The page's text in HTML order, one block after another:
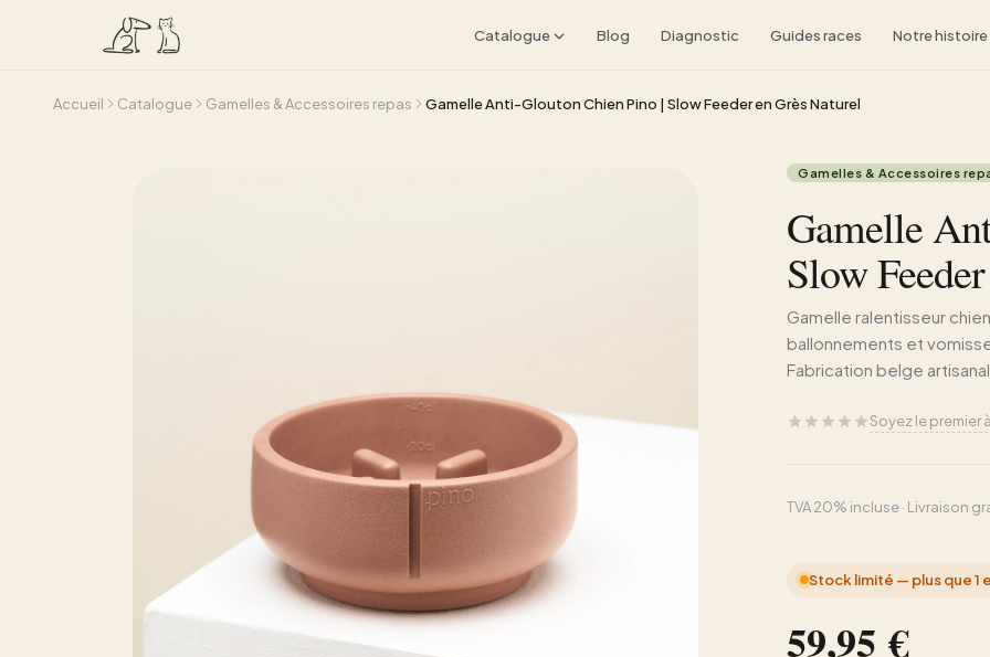
Catalogue Blog Diagnostic Guides races Notre histoire
Accueil Catalogue Gamelles & Accessoires repas Gamelle Anti-Glouton Chien Pino | Slow Feeder en Grès Naturel
Gamelles & Accessoires
Gamelle
Slow
Gamelle ralentisseur
ballonnements et
Fabrication belge
Soyez le premier
TVA 20% incluse · Livraison
Stock limité — plus que 1
59,95 €